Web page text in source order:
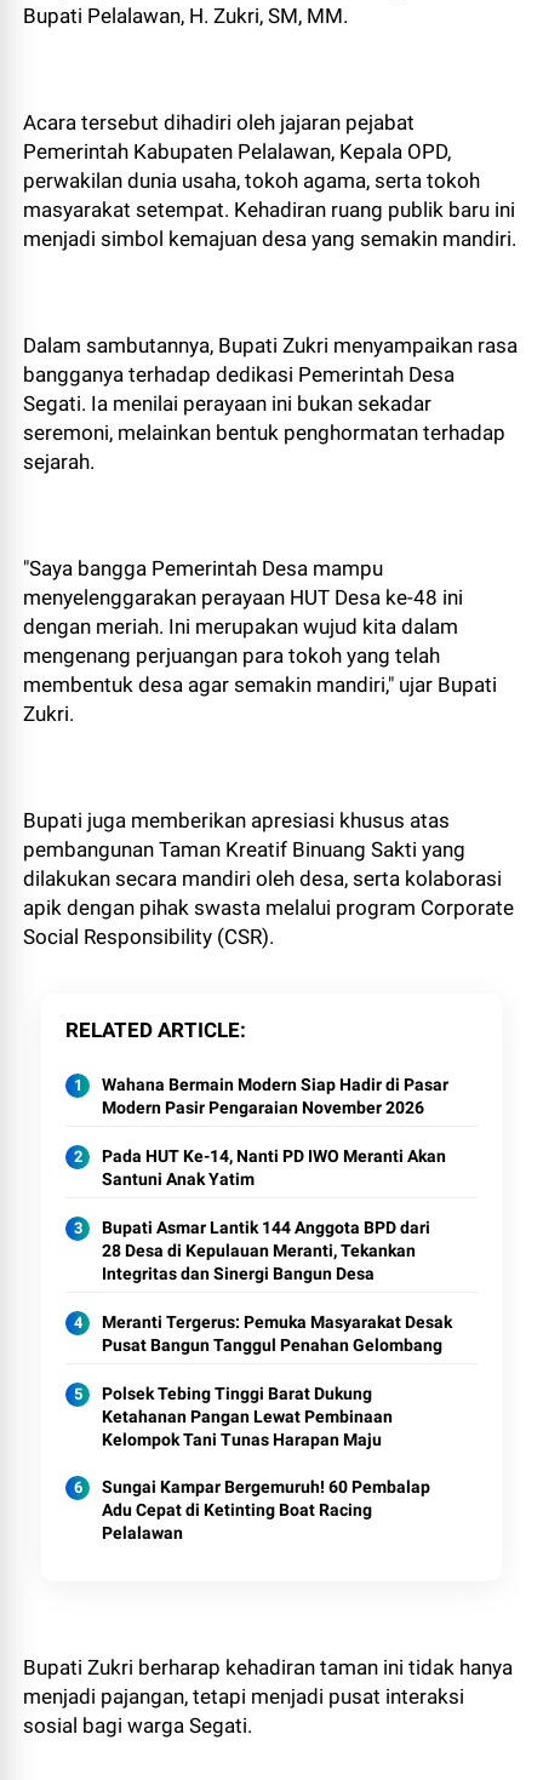
Bupati Pelalawan, H. Zukri, SM, MM.
Acara tersebut dihadiri oleh jajaran pejabat
Pemerintah Kabupaten Pelalawan, Kepala OPD,
perwakilan dunia usaha, tokoh agama, serta tokoh
masyarakat setempat. Kehadiran ruang publik baru ini
menjadi simbol kemajuan desa yang semakin mandiri.
Dalam sambutannya, Bupati Zukri menyampaikan rasa
bangganya terhadap dedikasi Pemerintah Desa
Segati. Ia menilai perayaan ini bukan sekadar
seremoni, melainkan bentuk penghormatan terhadap
sejarah.
"Saya bangga Pemerintah Desa mampu
menyelenggarakan perayaan HUT Desa ke-48 ini
dengan meriah. Ini merupakan wujud kita dalam
mengenang perjuangan para tokoh yang telah
membentuk desa agar semakin mandiri," ujar Bupati
Zukri.
Bupati juga memberikan apresiasi khusus atas
pembangunan Taman Kreatif Binuang Sakti yang
dilakukan secara mandiri oleh desa, serta kolaborasi
apik dengan pihak swasta melalui program Corporate
Social Responsibility (CSR).
RELATED ARTICLE
Wahana Bermain Modern Siap Hadir di Pasar
Modern Pasir Pengaraian November 2026
Pada HUT Ke-14, Nanti PD IWO Meranti Akan
Santuni Anak Yatim
Bupati Asmar Lantik 144 Anggota BPD dari
28 Desa di Kepulauan Meranti, Tekankan
Integritas dan Sinergi Bangun Desa
Meranti Tergerus: Pemuka Masyarakat Desak
Pusat Bangun Tanggul Penahan Gelombang
Polsek Tebing Tinggi Barat Dukung
Ketahanan Pangan Lewat Pembinaan
Kelompok Tani Tunas Harapan Maju
Sungai Kampar Bergemuruh! 60 Pembalap
Adu Cepat di Ketinting Boat Racing
Pelalawan
Bupati Zukri berharap kehadiran taman ini tidak hanya
menjadi pajangan, tetapi menjadi pusat interaksi
sosial bagi warga Segati.